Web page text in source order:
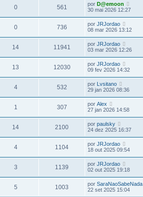
0 561 por D@emoon
30 mai 2026 12:27
0 736 por JRJordao
08 mar 2026 13:12
14 11941 por JRJordao
03 mar 2026 12:26
13 12030 por JRJordao
09 fev 2026 14:32
4 532 por Lvsitano
29 jan 2026 08:36
1 307 por Alex
27 jan 2026 14:58
14 2100 por paulsky
24 dez 2025 16:37
4 1104 por JRJordao
18 out 2025 09:54
3 1139 por JRJordao
02 out 2025 19:18
5 1003 por SaraNaoSabeNada
22 set 2025 15:04